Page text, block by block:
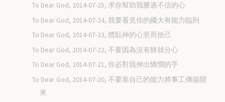
To Dear God, 2014-07-25, 求你幫助我勝過不信的心
To Dear God, 2014-07-24, 我要看見你的國大有能力臨到
To Dear God, 2014-07-23, 體貼神的心意而捨己
To Dear God, 2014-07-22, 不要因為沒有餅就分心
To Dear God, 2014-07-21, 你必對我伸出憐憫的手
To Dear God, 2014-07-20, 不要靠自己的能力將事工傳揚開
來